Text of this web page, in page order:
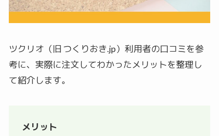
ツクリオ（旧 つくりおき.jp）利用者の口コミを参
考に、実際に注文してわかったメリットを整理し
て紹介します。
メリット